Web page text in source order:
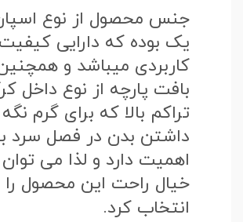
جنس محصول از نوع
یک بوده که دارایی کیفیت
کاربردی میباشد و
بافت پارچه از نوع داخل
تراکم بالا که برای گرم نگه
داشتن بدن در فصل سرد
اهمیت دارد و لذا می توان
خیال راحت این محصول را
انتخاب کرد.